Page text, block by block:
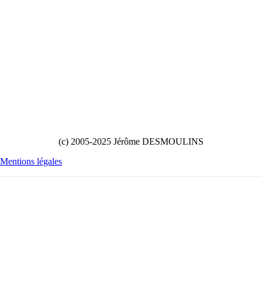
(c) 2005-2025 Jérôme DESMOULINS
Mentions légales